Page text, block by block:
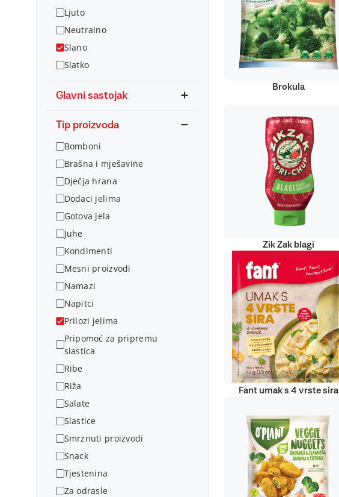
Ljuto
Neutralno
Slano
Slatko
Glavni sastojak
Tip proizvoda
Bomboni
Brašna i mješavine
Dječja hrana
Dodaci jelima
Gotova jela
Juhe
Kondimenti
Mesni proizvodi
Namazi
Napitci
Prilozi jelima
Pripomoć za pripremu
slastica
Ribe
Riža
Salate
Slastice
Smrznuti proizvodi
Snack
Tjestenina
Za odrasle
Brokula
Zik Zak blagi
Fant umak s 4 vrste sira